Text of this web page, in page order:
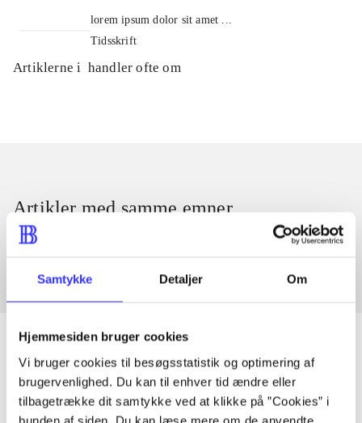
Samtykke Detaljer Om
Hjemmesiden bruger cookies
Vi bruger cookies til besøgsstatistik og optimering af
brugervenlighed. Du kan til enhver tid ændre eller
tilbagetrække dit samtykke ved at klikke på ”Cookies” i
bunden af siden. Du kan læse mere om de anvendte
lorem ipsum dolor sit amet ...
Tidsskrift
Artiklerne i handler ofte om
Artikler med samme emner
Fra
Artikler
Alle registrerede artikler fordelt på udgivelser